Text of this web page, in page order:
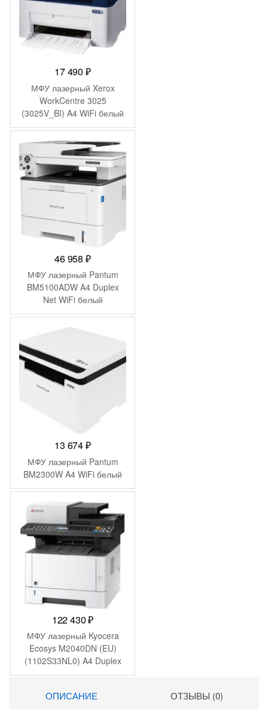
17 490₽
МФУ лазерный Xerox
WorkCentre 3025
(3025V_BI) A4 WiFi белый
46 958₽
МФУ лазерный Pantum
BM5100ADW A4 Duplex
Net WiFi белый
13 674₽
МФУ лазерный Pantum
BM2300W A4 WiFi белый
122 430₽
МФУ лазерный Kyocera
Ecosys M2040DN (EU)
(1102S33NL0) A4 Duplex
белый
ОПИСАНИЕ ОТЗЫВЫ (0)